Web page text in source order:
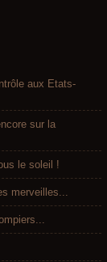
aux Etats-
sur la
le soleil !
merveilles...